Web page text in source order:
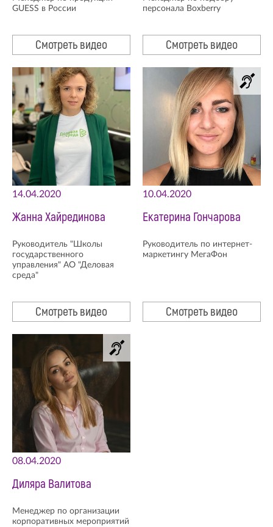
GUESS в России
Смотреть видео
персонала Boxberry
Смотреть видео
14.04.2020
Жанна Хайрединова
Руководитель "Школы
государственного
управления" АО "Деловая
среда"
Смотреть видео
10.04.2020
Екатерина Гончарова
Руководитель по интернет-
маркетингу МегаФон
Смотреть видео
08.04.2020
Диляра Валитова
Менеджер по организации
корпоративных мероприятий